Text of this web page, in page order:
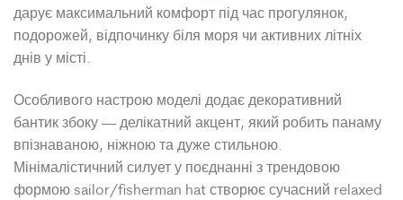
дарує максимальний комфорт під час прогулянок,
подорожей, відпочинку біля моря чи активних літніх
днів у місті.
Особливого настрою моделі додає декоративний
бантик збоку — делікатний акцент, який робить панаму
впізнаваною, ніжною та дуже стильною.
Мінімалістичний силует у поєднанні з трендовою
формою sailor/fisherman hat створює сучасний relaxed